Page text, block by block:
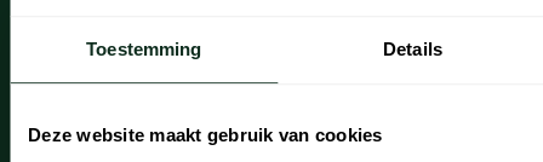
Toestemming Details
Deze website maakt gebruik van cookies
Onze winkels
Heemstede
Hillegom